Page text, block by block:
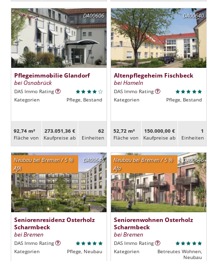
DA00606
Pflegeimmobilie Glandorf
bei Osnabrück
DAS Immo Rating
Kategorien
Pflege, Bestand
92,74 m²
Fläche von
273.051,36 €
Kaufpreise ab
62
Ein­heiten
DA00640
Altenpflegeheim Fischbeck
bei Hameln
DAS Immo Rating
Kategorien
Pflege, Bestand
52,72 m²
Fläche von
150.000,00 €
Kaufpreise ab
1
Ein­heiten
DA00645
Neubau bei Bremen / 5 %
AfA
Seniorenresidenz Osterholz
Scharmbeck
bei Bremen
DAS Immo Rating
Kategorien
Pflege, Neubau
DA00646
Neubau bei Bremen / 5 %
Afa
Seniorenwohnen Osterholz
Scharmbeck
bei Bremen
DAS Immo Rating
Kategorien
Betreutes Wohnen,
Neubau